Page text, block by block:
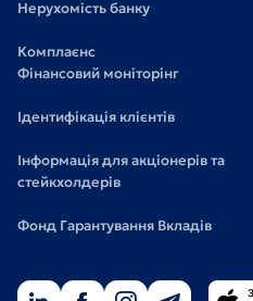
Нерухомість банку
Комплаєнс
Фінансовий моніторінг
Ідентифікація клієнтів
Інформація для акціонерів та
стейкхолдерів
Фонд Гарантування Вкладів